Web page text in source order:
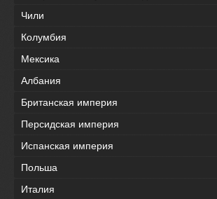
Чили
Колумбия
Мексика
Албания
Британская империя
Персидская империя
Испанская империя
Польша
Италия